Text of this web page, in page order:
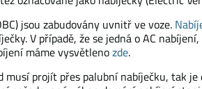
jsou zabudovány uvnitř ve voze.
V případě, že se jedná o AC
máme vysvětlenozde.
musí projít přes palubní nabíječku, tak